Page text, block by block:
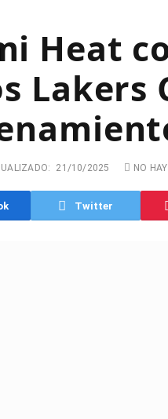
Heat
Lakers
21/10/2025 NO
Twitter